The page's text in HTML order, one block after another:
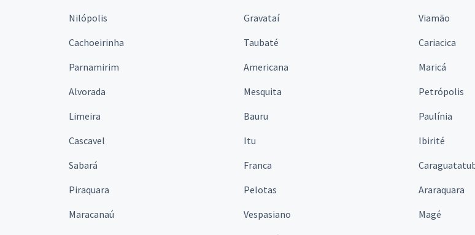
Nilópolis
Gravataí Viamão
Cachoeirinha
Taubaté Cariacica
Parnamirim
Americana Maricá
Alvorada
Mesquita Petrópolis
Limeira
Bauru Paulínia
Cascavel
Itu Ibirité
Sabará
Franca
Piraquara
Pelotas Araraquara
Maracanaú
Vespasiano Magé